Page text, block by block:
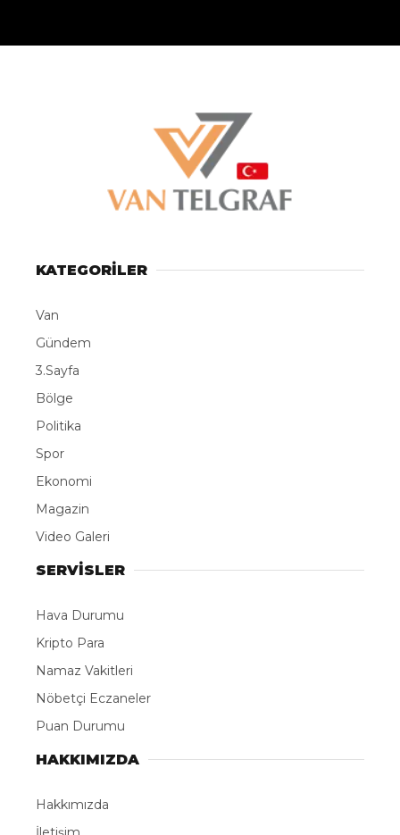
KATEGORİLER
Van
Gündem
3.Sayfa
Bölge
Politika
Spor
Ekonomi
Magazin
Video Galeri
SERVİSLER
Hava Durumu
Kripto Para
Namaz Vakitleri
Nöbetçi Eczaneler
Puan Durumu
HAKKIMIZDA
Hakkımızda